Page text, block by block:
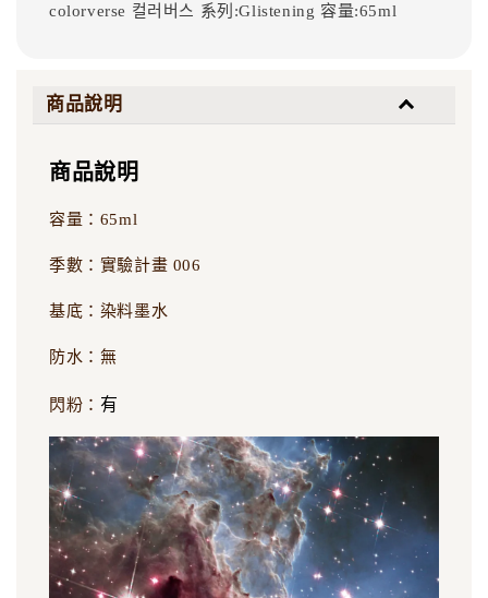
colorverse 컬러버스 系列:Glistening 容量:65ml
商品說明
商品說明
容量：65ml
季數：實驗計畫 006
基底：染料墨水
防水：無
閃粉： 有